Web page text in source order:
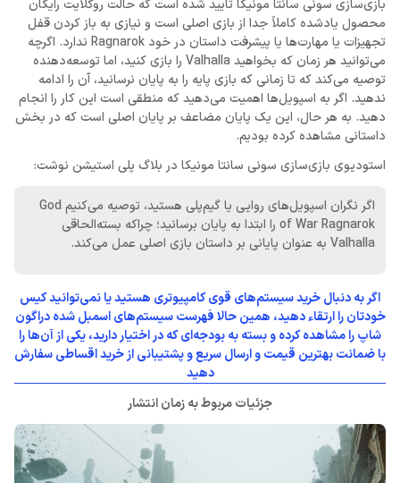
بازی‌سازی سونی سانتا مونیکا تایید شده است که حالت روگلایت رایگان
محصول یادشده کاملاً جدا از بازی اصلی است و نیازی به باز کردن قفل
تجهیزات یا مهارت‌ها یا پیشرفت داستان در خود Ragnarok ندارد. اگرچه
می‌توانید هر زمان که بخواهید Valhalla را بازی کنید، اما توسعه‌دهنده
توصیه می‌کند که تا زمانی که بازی پایه را به پایان نرسانید، آن را ادامه
ندهید. اگر به اسپویل‌ها اهمیت می‌دهید که منطقی است این کار را انجام
دهید. به هر حال، این یک پایان مضاعف بر پایان اصلی است که در بخش
داستانی مشاهده کرده بودیم.
استودیوی بازی‌سازی سونی سانتا مونیکا در بلاگ پلی استیشن نوشت:
اگر نگران اسپویل‌های روایی یا گیم‌پلی هستید، توصیه می‌کنیم God
of War Ragnarok را ابتدا به پایان برسانید؛ چراکه بسته‌الحاقی
Valhalla به عنوان پایانی بر داستان بازی اصلی عمل می‌کند.
اگر به دنبال خرید سیستم‌های قوی کامپیوتری هستید یا نمی‌توانید کیس‌
خودتان را ارتقاء دهید، همین حالا فهرست سیستم‌های اسمبل شده دراگون
شاپ را مشاهده کرده و بسته به بودجه‌ای که در اختیار دارید، یکی از آن‌ها را
با ضمانت بهترین قیمت و ارسال سریع و پشتیبانی از خرید اقساطی سفارش
دهید
جزئیات مربوط به زمان انتشار